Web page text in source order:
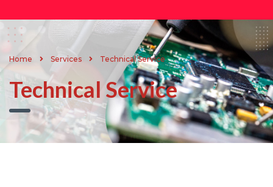
Home Services Technical Service
Technical Service